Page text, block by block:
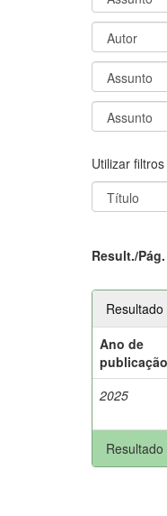
Utilizar
Result./Pág.
Ano de
publicação
2025